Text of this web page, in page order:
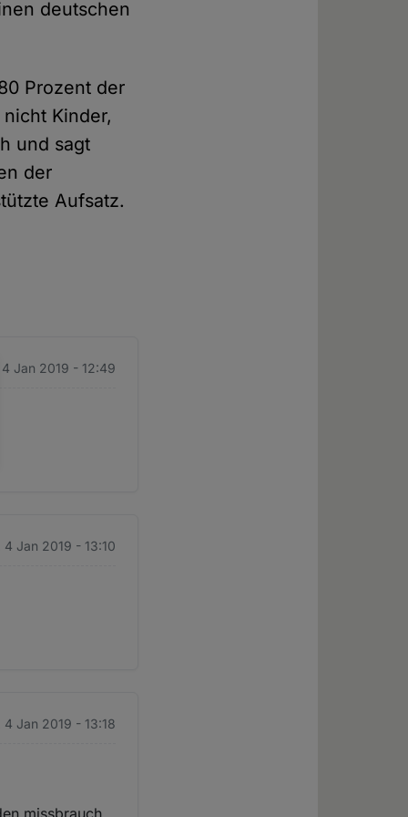
deutschen
Prozent der
Kinder,
und sagt
der
Aufsatz.
4 Jan 2019 - 12:49
4 Jan 2019 - 13:10
4 Jan 2019 - 13:18
missbrauch